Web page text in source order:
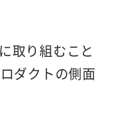
取り組むこと
ダクトの側面